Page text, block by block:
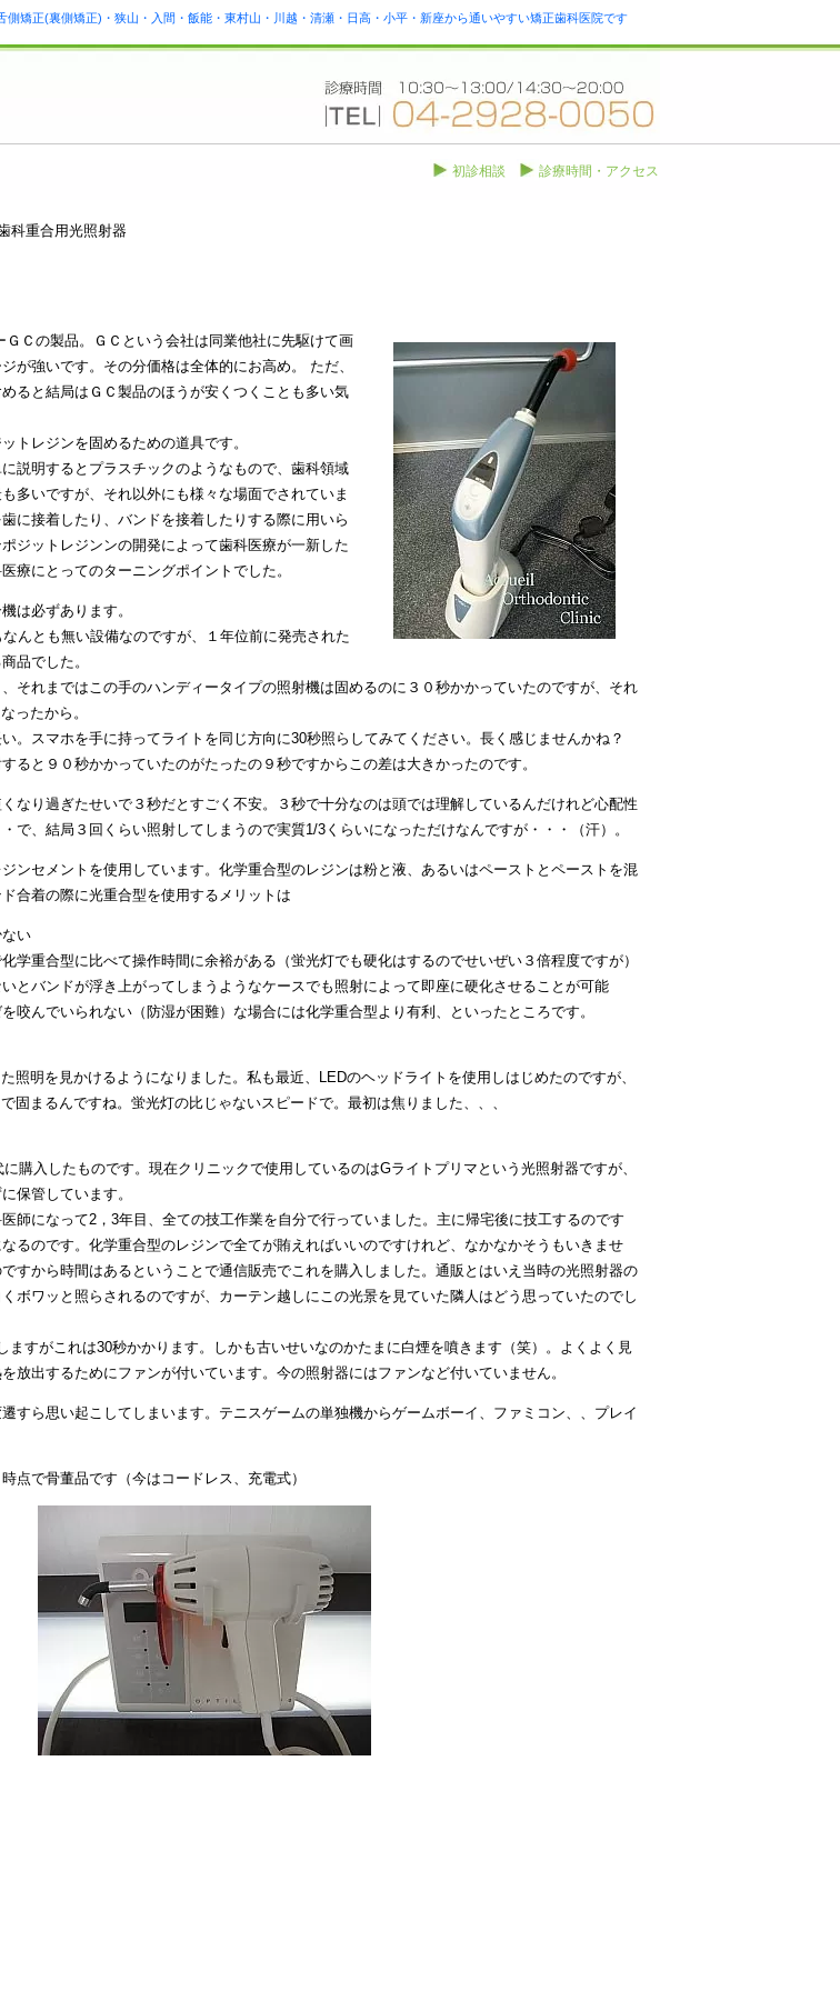
矯正(裏側矯正)・狭山・入間・飯能・東村山・川越・清瀬・日高・小平・新座から通いやすい矯正歯科医院です
診療時間・アクセス
初診相談
重合用光照射器
ＧＣの製品。ＧＣという会社は同業他社に先駆けて画
が強いです。その分価格は全体的にお高め。 ただ、
ると結局はＧＣ製品のほうが安くつくことも多い気
トレジンを固めるための道具です。
説明するとプラスチックのようなもので、歯科領域
多いですが、それ以外にも様々な場面でされていま
に接着したり、バンドを接着したりする際に用いら
ジットレジンンの開発によって歯科医療が一新した
療にとってのターニングポイントでした。
は必ずあります。
んとも無い設備なのですが、１年位前に発売された
品でした。
それまではこの手のハンディータイプの照射機は固めるのに３０秒かかっていたのですが、それ
ったから。
。スマホを手に持ってライトを同じ方向に30秒照らしてみてください。長く感じませんかね？
ると９０秒かかっていたのがたったの９秒ですからこの差は大きかったのです。
なり過ぎたせいで３秒だとすごく不安。３秒で十分なのは頭では理解しているんだけれど心配性
で、結局３回くらい照射してしまうので実質1/3くらいになっただけなんですが・・・（汗）。
ンセメントを使用しています。化学重合型のレジンは粉と液、あるいはペーストとペーストを混
合着の際に光重合型を使用するメリットは
い
学重合型に比べて操作時間に余裕がある（蛍光灯でも硬化はするのでせいぜい３倍程度ですが）
とバンドが浮き上がってしまうようなケースでも照射によって即座に硬化させることが可能
咬んでいられない（防湿が困難）な場合には化学重合型より有利、といったところです。
照明を見かけるようになりました。私も最近、LEDのヘッドライトを使用しはじめたのですが、
固まるんですね。蛍光灯の比じゃないスピードで。最初は焦りました、、、
購入したものです。現在クリニックで使用しているのはGライトプリマという光照射器ですが、
保管しています。
師になって2，3年目、全ての技工作業を自分で行っていました。主に帰宅後に技工するのです
るのです。化学重合型のレジンで全てが賄えればいいのですけれど、なかなかそうもいきませ
すから時間はあるということで通信販売でこれを購入しました。通販とはいえ当時の光照射器の
ボワッと照らされるのですが、カーテン越しにこの光景を見ていた隣人はどう思っていたのでし
ますがこれは30秒かかります。しかも古いせいなのかたまに白煙を噴きます（笑）。よくよく見
放出するためにファンが付いています。今の照射器にはファンなど付いていません。
すら思い起こしてしまいます。テニスゲームの単独機からゲームボーイ、ファミコン、、プレイ
点で骨董品です（今はコードレス、充電式）